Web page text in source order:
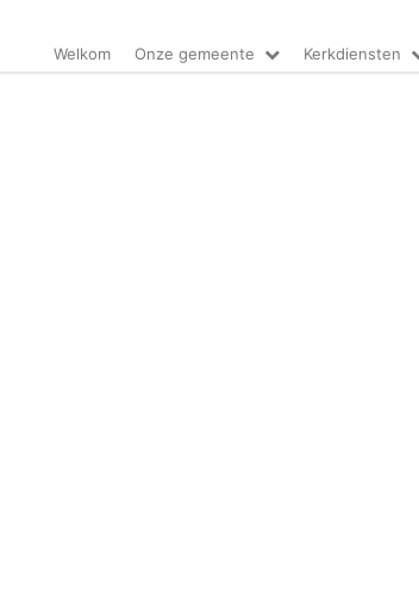
Welkom Onze gemeente Kerkdiensten